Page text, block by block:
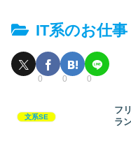
IT系のお仕事
0 0 0
文系SE
フ
ラ